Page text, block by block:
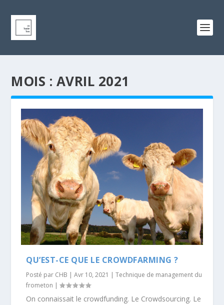
MOIS : AVRIL 2021
QU’EST-CE QUE LE CROWDFARMING ?
Posté par CHB |Avr 10, 2021 |Technique de management du
frometon |
On connaissait le crowdfunding. Le Crowdsourcing. Le